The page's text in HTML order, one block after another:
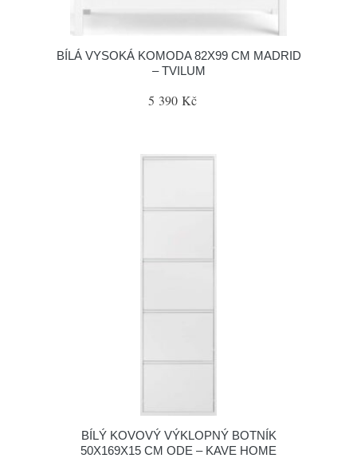
BÍLÁ VYSOKÁ KOMODA 82X99 CM MADRID
– TVILUM
5 390 Kč
BÍLÝ KOVOVÝ VÝKLOPNÝ BOTNÍK
50X169X15 CM ODE – KAVE HOME